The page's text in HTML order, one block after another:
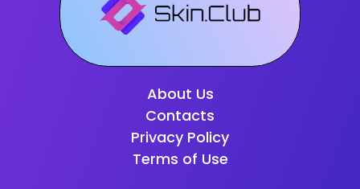
About Us
Contacts
Privacy Policy
Terms of Use